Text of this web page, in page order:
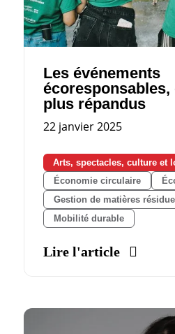
Les événements
écoresponsables,
plus répandus
22 janvier 2025
Arts, spectacles, culture et
Économie circulaire
Gestion de matières
Mobilité durable
Lire l'article